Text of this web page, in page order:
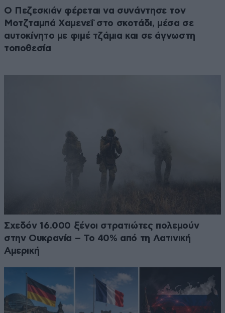
Ο Πεζεσκιάν φέρεται να συνάντησε τον
Μοτζταμπά Χαμενεΐ στο σκοτάδι, μέσα σε
αυτοκίνητο με φιμέ τζάμια και σε άγνωστη
τοποθεσία
Σχεδόν 16.000 ξένοι στρατιώτες πολεμούν
στην Ουκρανία – Το 40% από τη Λατινική
Αμερική